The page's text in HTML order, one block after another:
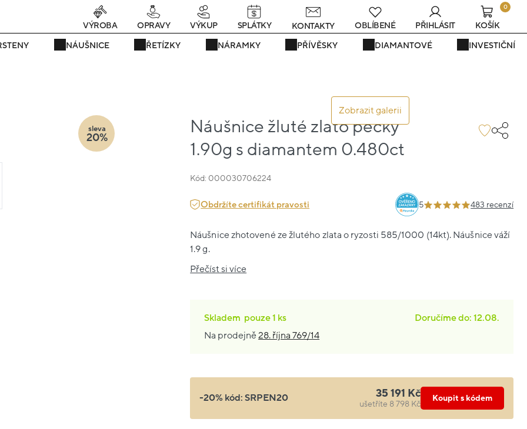
teď! - 20 % na vše! Kód: SRPEN20 24 dní : 1h : 29m : 53s
NÁUŠNICE ŘETÍZKY NÁRAMKY PŘÍVĚSKY DIAMANTOVÉ INVESTIČNÍ
VÝROBA OPRAVY VÝKUP SPLÁTKY KONTAKTY OBLÍBENÉ PŘIHLÁSIT
0
KOŠÍK
Zobrazit galerii
Náušnice žluté zlato pecky
1.90g s diamantem 0.480ct
Kód: 000030706224
sleva
20%
Obdržíte certifikát pravosti 5 483 recenzí
Náušnice zhotovené ze žlutého zlata o ryzosti 585/1000 (14kt). Náušnice váží
1.9 g.
Přečíst si více
Skladem pouze1 ks
Doručíme do: 12.08.
Na prodejně28. října 769/14
-20% kód:SRPEN20 35 191 Kč
ušetříte 8 798 Kč
Koupit s kódem